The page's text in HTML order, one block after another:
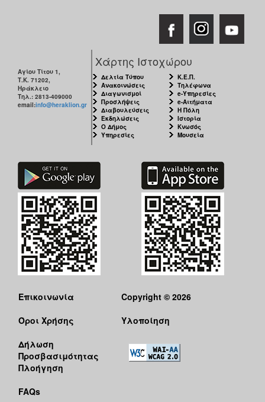
Αγίου Τίτου 1,
Τ.Κ. 71202,
Ηράκλειο
Τηλ.: 2813-409000
email:info@heraklion.gr
Χάρτης Ιστοχώρου
Δελτία Τύπου
Ανακοινώσεις
Διαγωνισμοί
Προσλήψεις
Διαβουλεύσεις
Εκδηλώσεις
Ο Δήμος
Υπηρεσίες
Κ.Ε.Π.
Τηλέφωνα
e-Υπηρεσίες
e-Αιτήματα
Η Πόλη
Ιστορία
Κνωσός
Μουσεία
Επικοινωνία
Όροι Χρήσης
Δήλωση
Προσβασιμότητας
Πλοήγηση
FAQs
Copyright © 2026
Υλοποίηση